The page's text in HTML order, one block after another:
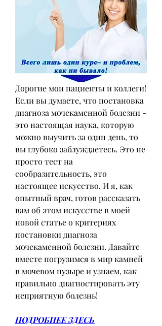
Дорогие мои пациенты и коллеги!
Если вы думаете, что постановка
диагноза мочекаменной болезни -
это настоящая наука, которую
можно выучить за один день, то
вы глубоко заблуждаетесь. Это не
просто тест на
сообразительность, это
настоящее искусство. И я, как
опытный врач, готов рассказать
вам об этом искусстве в моей
новой статье о критериях
постановки диагноза
мочекаменной болезни. Давайте
вместе погрузимся в мир камней
в мочевом пузыре и узнаем, как
правильно диагностировать эту
неприятную болезнь!
ПОДРОБНЕЕ ЗДЕСЬ